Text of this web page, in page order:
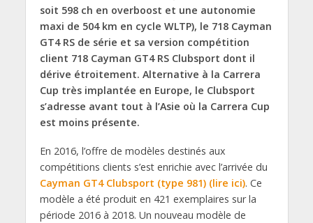
soit 598 ch en overboost et une autonomie
maxi de 504 km en cycle WLTP), le 718 Cayman
GT4 RS de série et sa version compétition
client 718 Cayman GT4 RS Clubsport dont il
dérive étroitement. Alternative à la Carrera
Cup très implantée en Europe, le Clubsport
s’adresse avant tout à l’Asie où la Carrera Cup
est moins présente.
En 2016, l’offre de modèles destinés aux
compétitions clients s’est enrichie avec l’arrivée du
Cayman GT4 Clubsport (type 981) (lire ici). Ce
modèle a été produit en 421 exemplaires sur la
période 2016 à 2018. Un nouveau modèle de